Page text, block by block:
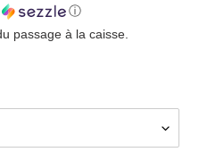
ⓘ
passage à la caisse.